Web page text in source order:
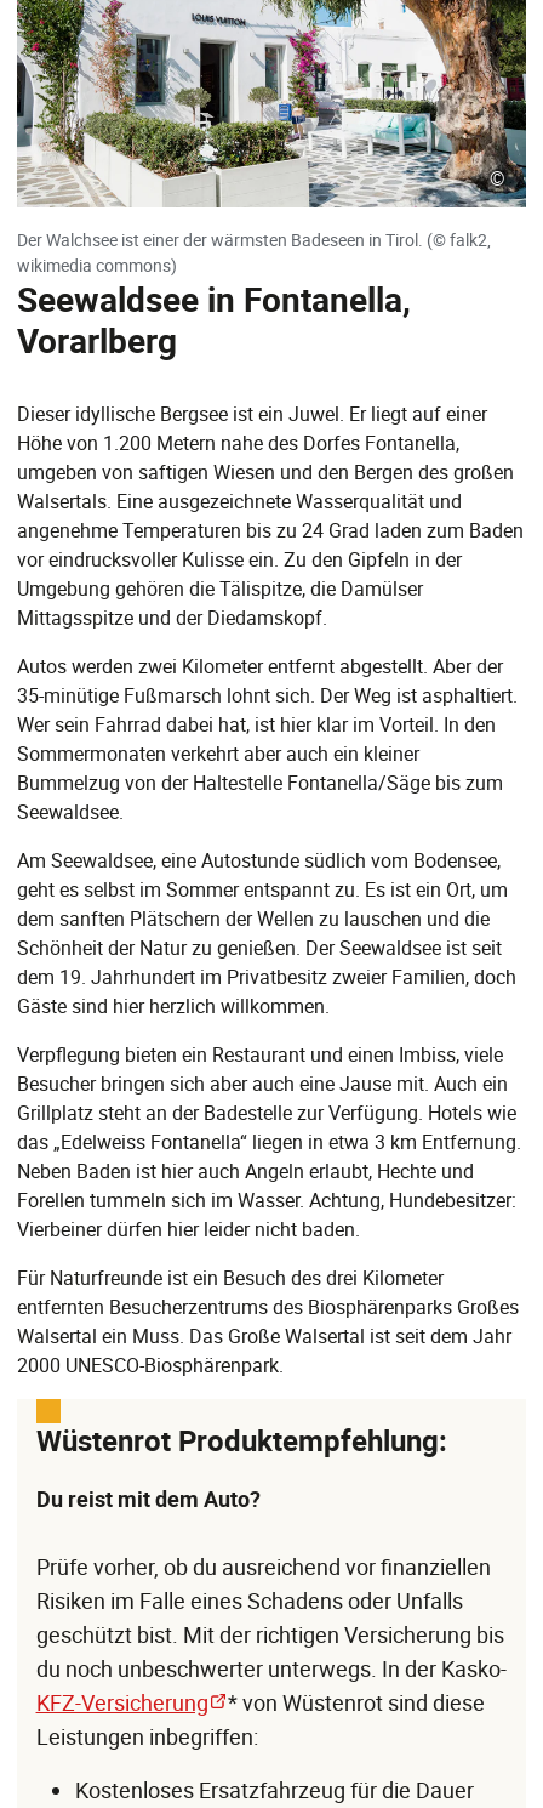
©
Der Walchsee ist einer der wärmsten Badeseen in Tirol. (© falk2,
wikimedia commons)
Seewaldsee in Fontanella,
Vorarlberg
Dieser idyllische Bergsee ist ein Juwel. Er liegt auf einer
Höhe von 1.200 Metern nahe des Dorfes Fontanella,
umgeben von saftigen Wiesen und den Bergen des großen
Walsertals. Eine ausgezeichnete Wasserqualität und
angenehme Temperaturen bis zu 24 Grad laden zum Baden
vor eindrucksvoller Kulisse ein. Zu den Gipfeln in der
Umgebung gehören die Tälispitze, die Damülser
Mittagsspitze und der Diedamskopf.
Autos werden zwei Kilometer entfernt abgestellt. Aber der
35-minütige Fußmarsch lohnt sich. Der Weg ist asphaltiert.
Wer sein Fahrrad dabei hat, ist hier klar im Vorteil. In den
Sommermonaten verkehrt aber auch ein kleiner
Bummelzug von der Haltestelle Fontanella/Säge bis zum
Seewaldsee.
Am Seewaldsee, eine Autostunde südlich vom Bodensee,
geht es selbst im Sommer entspannt zu. Es ist ein Ort, um
dem sanften Plätschern der Wellen zu lauschen und die
Schönheit der Natur zu genießen. Der Seewaldsee ist seit
dem 19. Jahrhundert im Privatbesitz zweier Familien, doch
Gäste sind hier herzlich willkommen.
Verpflegung bieten ein Restaurant und einen Imbiss, viele
Besucher bringen sich aber auch eine Jause mit. Auch ein
Grillplatz steht an der Badestelle zur Verfügung. Hotels wie
das „Edelweiss Fontanella“ liegen in etwa 3 km Entfernung.
Neben Baden ist hier auch Angeln erlaubt, Hechte und
Forellen tummeln sich im Wasser. Achtung, Hundebesitzer:
Vierbeiner dürfen hier leider nicht baden.
Für Naturfreunde ist ein Besuch des drei Kilometer
entfernten Besucherzentrums des Biosphärenparks Großes
Walsertal ein Muss. Das Große Walsertal ist seit dem Jahr
2000 UNESCO-Biosphärenpark.
Wüstenrot Produktempfehlung:
Du reist mit dem Auto?
Prüfe vorher, ob du ausreichend vor finanziellen
Risiken im Falle eines Schadens oder Unfalls
geschützt bist. Mit der richtigen Versicherung bis
du noch unbeschwerter unterwegs. In der Kasko-
KFZ-Versicherung
* von Wüstenrot sind diese
Leistungen inbegriffen:
Kostenloses Ersatzfahrzeug für die Dauer